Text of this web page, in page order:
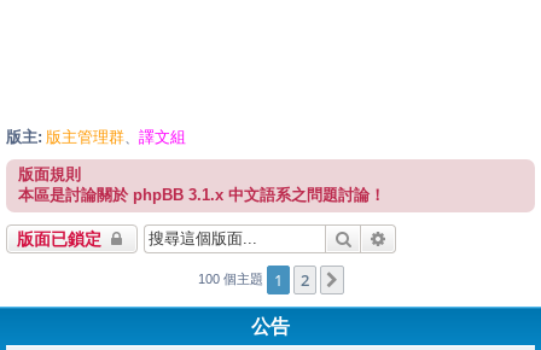
版主: 版主管理群、 譯文組
版面規則
本區是討論關於 phpBB 3.1.x 中文語系之問題討論！
版面已鎖定 搜尋
100 個主題 1 2
公告